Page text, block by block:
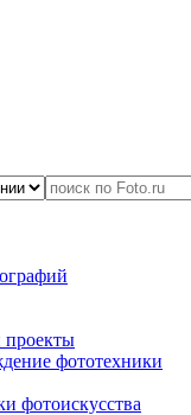
проекты
фототехники
фотоискусства